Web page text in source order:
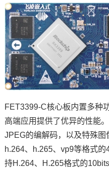
FET3399-C核心板内置多种
高端应用提供了优异的性能
JPEG的编解码，以及特殊
h.264、h.265、vp9等格式
持H.264、H.265格式的